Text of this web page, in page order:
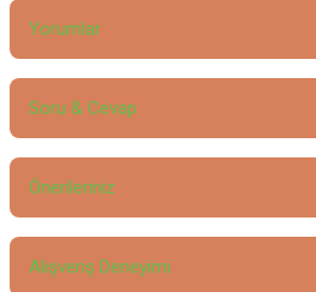
Yorumlar
Bu ürüne ilk yorumu
Soru & Cevap
Ürün hakkında henüz
Önerileriniz
Bu ürünün fiyat bilgisi, resim, ürün
yetersiz gördüğünüz noktaları öneri
Alışveriş Deneyimi